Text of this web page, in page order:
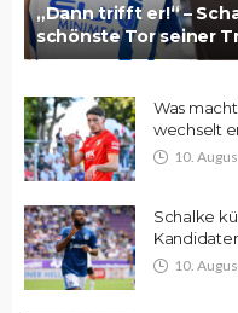
„Dann trifft er!“ –
schönste Tor seiner
Was
wechselt
10.
Schalke
10.